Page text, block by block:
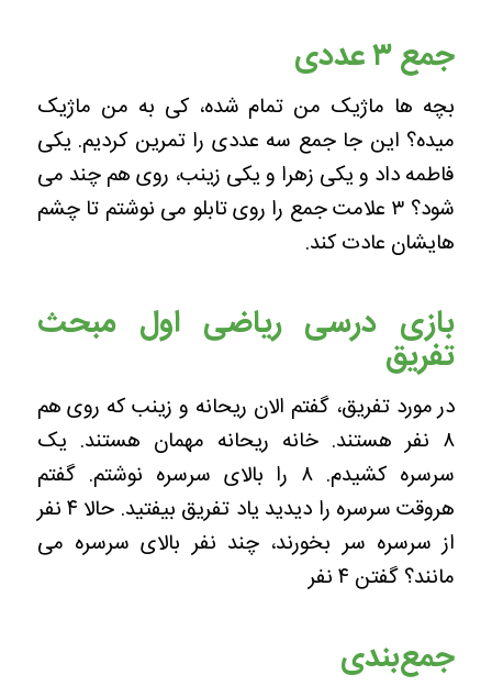
جمع ۳ عددی
بچه ها ماژیک من تمام شده، کی به من ماژیک
میده؟ این جا جمع سه عددی را تمرین کردیم. یکی
فاطمه داد و یکی زهرا و یکی زینب، روی هم چند می
شود؟ ۳ علامت جمع را روی تابلو می نوشتم تا چشم
هایشان عادت کند.
بازی درسی ریاضی اول مبحث
تفریق
در مورد تفریق، گفتم الان ریحانه و زینب که روی هم
۸ نفر هستند. خانه ریحانه مهمان هستند. یک
سرسره کشیدم. ۸ را بالای سرسره نوشتم. گفتم
هروقت سرسره را دیدید یاد تفریق بیفتید. حالا ۴ نفر
از سرسره سر بخورند، چند نفر بالای سرسره می
مانند؟ گفتن ۴ نفر
جمع‌بندی